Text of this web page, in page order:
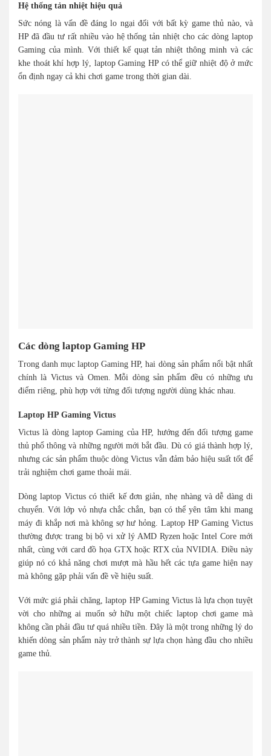
Hệ thống tản nhiệt hiệu quả
Sức nóng là vấn đề đáng lo ngại đối với bất kỳ game thủ nào, và
HP đã đầu tư rất nhiều vào hệ thống tản nhiệt cho các dòng laptop
Gaming của mình. Với thiết kế quạt tản nhiệt thông minh và các
khe thoát khí hợp lý, laptop Gaming HP có thể giữ nhiệt độ ở mức
ổn định ngay cả khi chơi game trong thời gian dài.
Các dòng laptop Gaming HP
Trong danh mục laptop Gaming HP, hai dòng sản phẩm nổi bật nhất
chính là Victus và Omen. Mỗi dòng sản phẩm đều có những ưu
điểm riêng, phù hợp với từng đối tượng người dùng khác nhau.
Laptop HP Gaming Victus
Victus là dòng laptop Gaming của HP, hướng đến đối tượng game
thủ phổ thông và những người mới bắt đầu. Dù có giá thành hợp lý,
nhưng các sản phẩm thuộc dòng Victus vẫn đảm bảo hiệu suất tốt để
trải nghiệm chơi game thoải mái.
Dòng laptop Victus có thiết kế đơn giản, nhẹ nhàng và dễ dàng di
chuyển. Với lớp vỏ nhựa chắc chắn, bạn có thể yên tâm khi mang
máy đi khắp nơi mà không sợ hư hỏng. Laptop HP Gaming Victus
thường được trang bị bộ vi xử lý AMD Ryzen hoặc Intel Core mới
nhất, cùng với card đồ họa GTX hoặc RTX của NVIDIA. Điều này
giúp nó có khả năng chơi mượt mà hầu hết các tựa game hiện nay
mà không gặp phải vấn đề về hiệu suất.
Với mức giá phải chăng, laptop HP Gaming Victus là lựa chọn tuyệt
vời cho những ai muốn sở hữu một chiếc laptop chơi game mà
không cần phải đầu tư quá nhiều tiền. Đây là một trong những lý do
khiến dòng sản phẩm này trở thành sự lựa chọn hàng đầu cho nhiều
game thủ.